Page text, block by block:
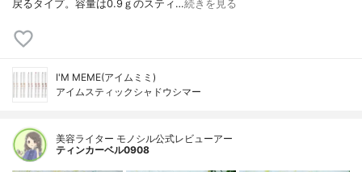
戻るタイプ。容量は0.9ｇのスティ…続きを見る
I'M MEME(アイムミミ)
アイムスティックシャドウシマー
美容ライター モノシル公式レビューアー
ティンカーベル0908